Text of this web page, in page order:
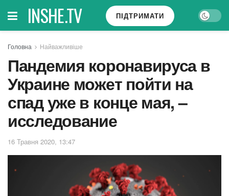
INSHE.TV ПІДТРИМАТИ
Головна Найважливіше
Пандемия коронавируса в
Украине может пойти на
спад уже в конце мая, –
исследование
16 Травня 2020, 13:47